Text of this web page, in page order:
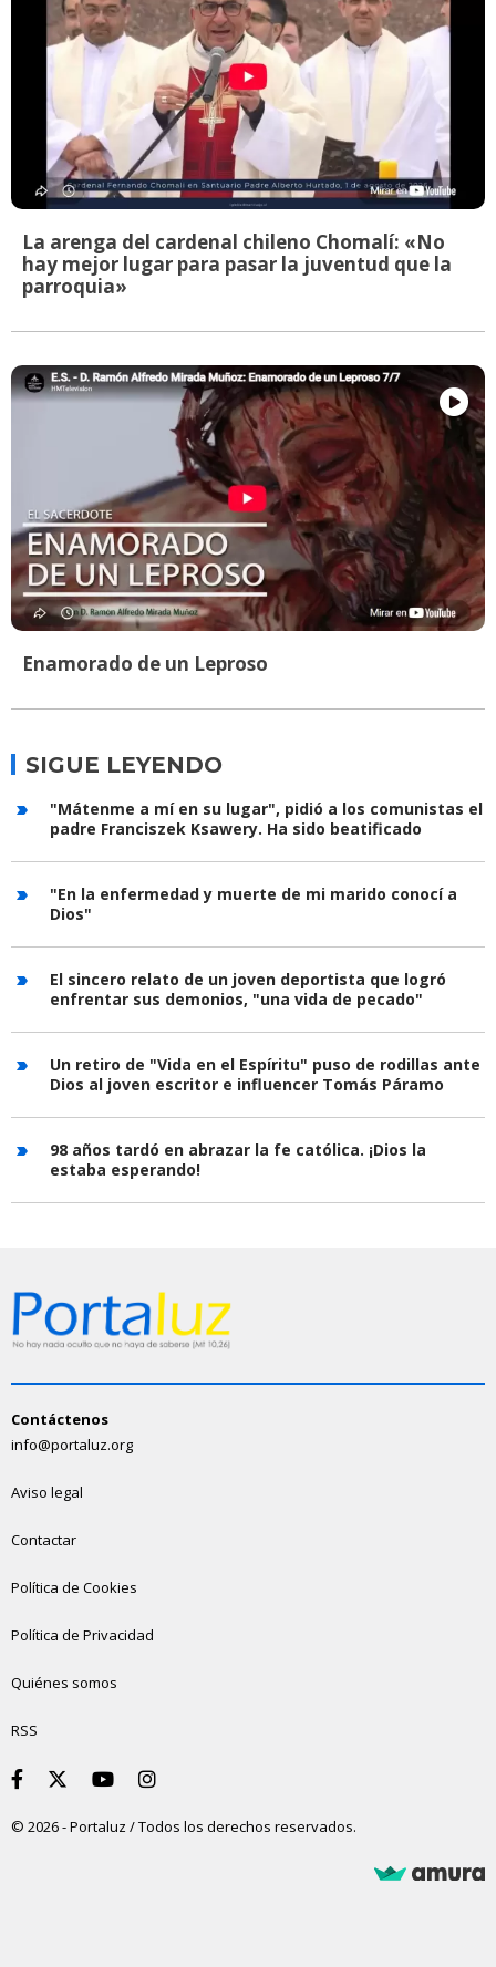
La arenga del cardenal chileno Chomalí: «No
hay mejor lugar para pasar la juventud que la
parroquia»
Enamorado de un Leproso
SIGUE LEYENDO
"Mátenme a mí en su lugar", pidió a los comunistas el
padre Franciszek Ksawery. Ha sido beatificado
"En la enfermedad y muerte de mi marido conocí a
Dios"
El sincero relato de un joven deportista que logró
enfrentar sus demonios, "una vida de pecado"
Un retiro de "Vida en el Espíritu" puso de rodillas ante
Dios al joven escritor e influencer Tomás Páramo
98 años tardó en abrazar la fe católica. ¡Dios la
estaba esperando!
Contáctenos
info@portaluz.org
Aviso legal
Contactar
Política de Cookies
Política de Privacidad
Quiénes somos
RSS
© 2026 - Portaluz / Todos los derechos reservados.